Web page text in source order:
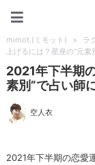
mimot.(ミモット) > ラ
上げるには？星座の”元
2021年下半期
素別”で占い師
空人衣
2021年下半期の恋愛